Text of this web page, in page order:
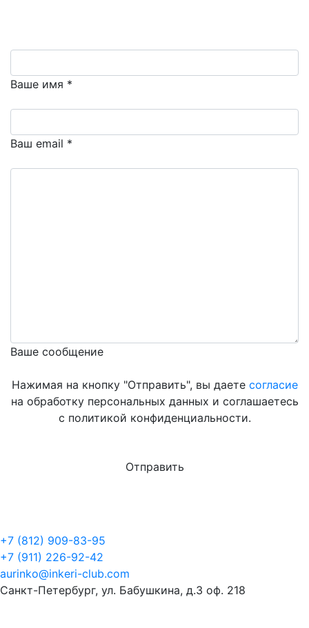
Ваше имя *
Ваш email *
Ваше сообщение
Нажимая на кнопку "Отправить", вы даете согласие
на обработку персональных данных и соглашаетесь
с политикой конфиденциальности.
+7 (812) 909-83-95
+7 (911) 226-92-42
aurinko@inkeri-club.com
Санкт-Петербург, ул. Бабушкина, д.3 оф. 218